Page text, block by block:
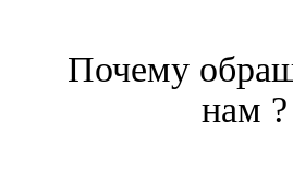
Почему
нам ?